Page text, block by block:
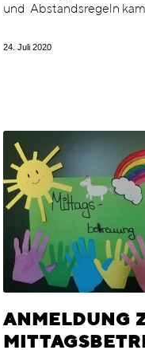
und Abstandsregeln
24. Juli 2020
ANMELDUNG